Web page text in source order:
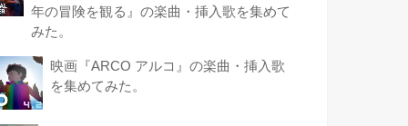
年の冒険 を観 る』の楽曲・挿入歌を集めて
みた。
映画『ARCO アルコ』の楽曲・挿入歌
を集めてみた。